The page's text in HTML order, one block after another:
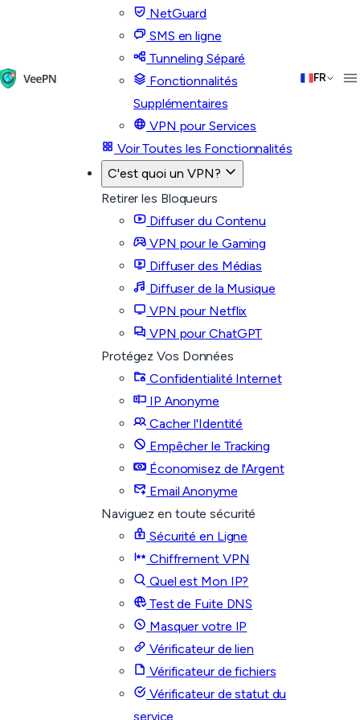
NetGuard
SMS en ligne
Tunneling Séparé
Fonctionnalités
Supplémentaires
VPN pour Services
Voir Toutes les Fonctionnalités
C'est quoi un VPN?
Retirer les Bloqueurs
Diffuser du Contenu
VPN pour le Gaming
Diffuser des Médias
Diffuser de la Musique
VPN pour Netflix
VPN pour ChatGPT
Protégez Vos Données
Confidentialité Internet
IP Anonyme
Cacher l'Identité
Empêcher le Tracking
Économisez de l'Argent
Email Anonyme
Naviguez en toute sécurité
Sécurité en Ligne
Chiffrement VPN
Quel est Mon IP?
Test de Fuite DNS
Masquer votre IP
Vérificateur de lien
Vérificateur de fichiers
Vérificateur de statut du
service
FR